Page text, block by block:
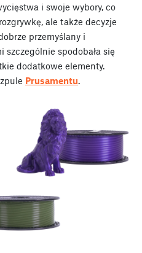
i swoje wybory, co
ale także decyzje
przemyślany i
spodobała się
dodatkowe elementy.
Prusamentu.